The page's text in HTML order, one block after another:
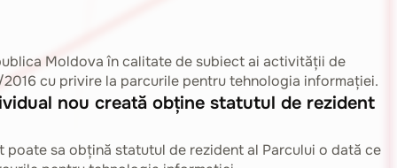
angajații săi.
Află mai mult
Moldova în calitate de subiect ai activităţii de
cu privire la parcurile pentru tehnologia informației.
nou creată obține statutul de rezident
sa obțină statutul de rezident al Parcului o dată ce